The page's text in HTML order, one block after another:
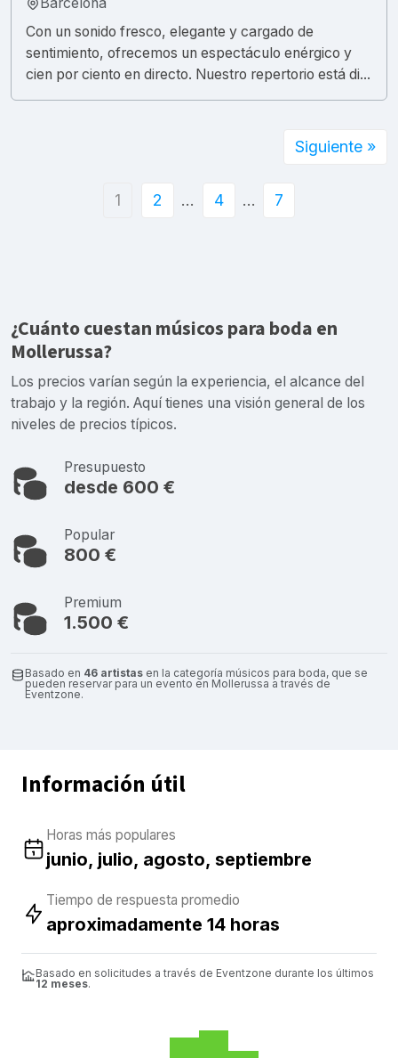
Con un sonido fresco, elegante y cargado de
sentimiento, ofrecemos un espectáculo enérgico y
cien por ciento en directo. Nuestro repertorio está di...
1 2 … 4 … 7
Siguiente »
¿Cuánto cuestan músicos para boda en
Mollerussa?
Los precios varían según la experiencia, el alcance del
trabajo y la región. Aquí tienes una visión general de los
niveles de precios típicos.
Presupuesto
desde 600 €
Popular
800 €
Premium
1.500 €
Basado en 46 artistas en la categoría músicos para boda, que se
pueden reservar para un evento en Mollerussa a través de
Eventzone.
Información útil
Horas más populares
junio, julio, agosto, septiembre
Tiempo de respuesta promedio
aproximadamente 14 horas
Basado en solicitudes a través de Eventzone durante los últimos
12 meses.